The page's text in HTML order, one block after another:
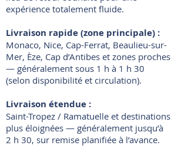
expérience totalement fluide.
Livraison rapide (zone principale) :
Monaco, Nice, Cap-Ferrat, Beaulieu-sur-
Mer, Èze, Cap d’Antibes et zones proches
— généralement sous 1 h à 1 h 30
(selon disponibilité et circulation).
Livraison étendue :
Saint-Tropez / Ramatuelle et destinations
plus éloignées — généralement jusqu’à
2 h 30, sur remise planifiée à l’avance.